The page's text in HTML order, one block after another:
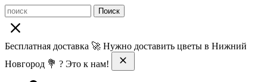
Поиск
Бесплатная доставка 🚀 Нужно доставить цветы в Нижний
Новгород 💐 ? Это к нам!